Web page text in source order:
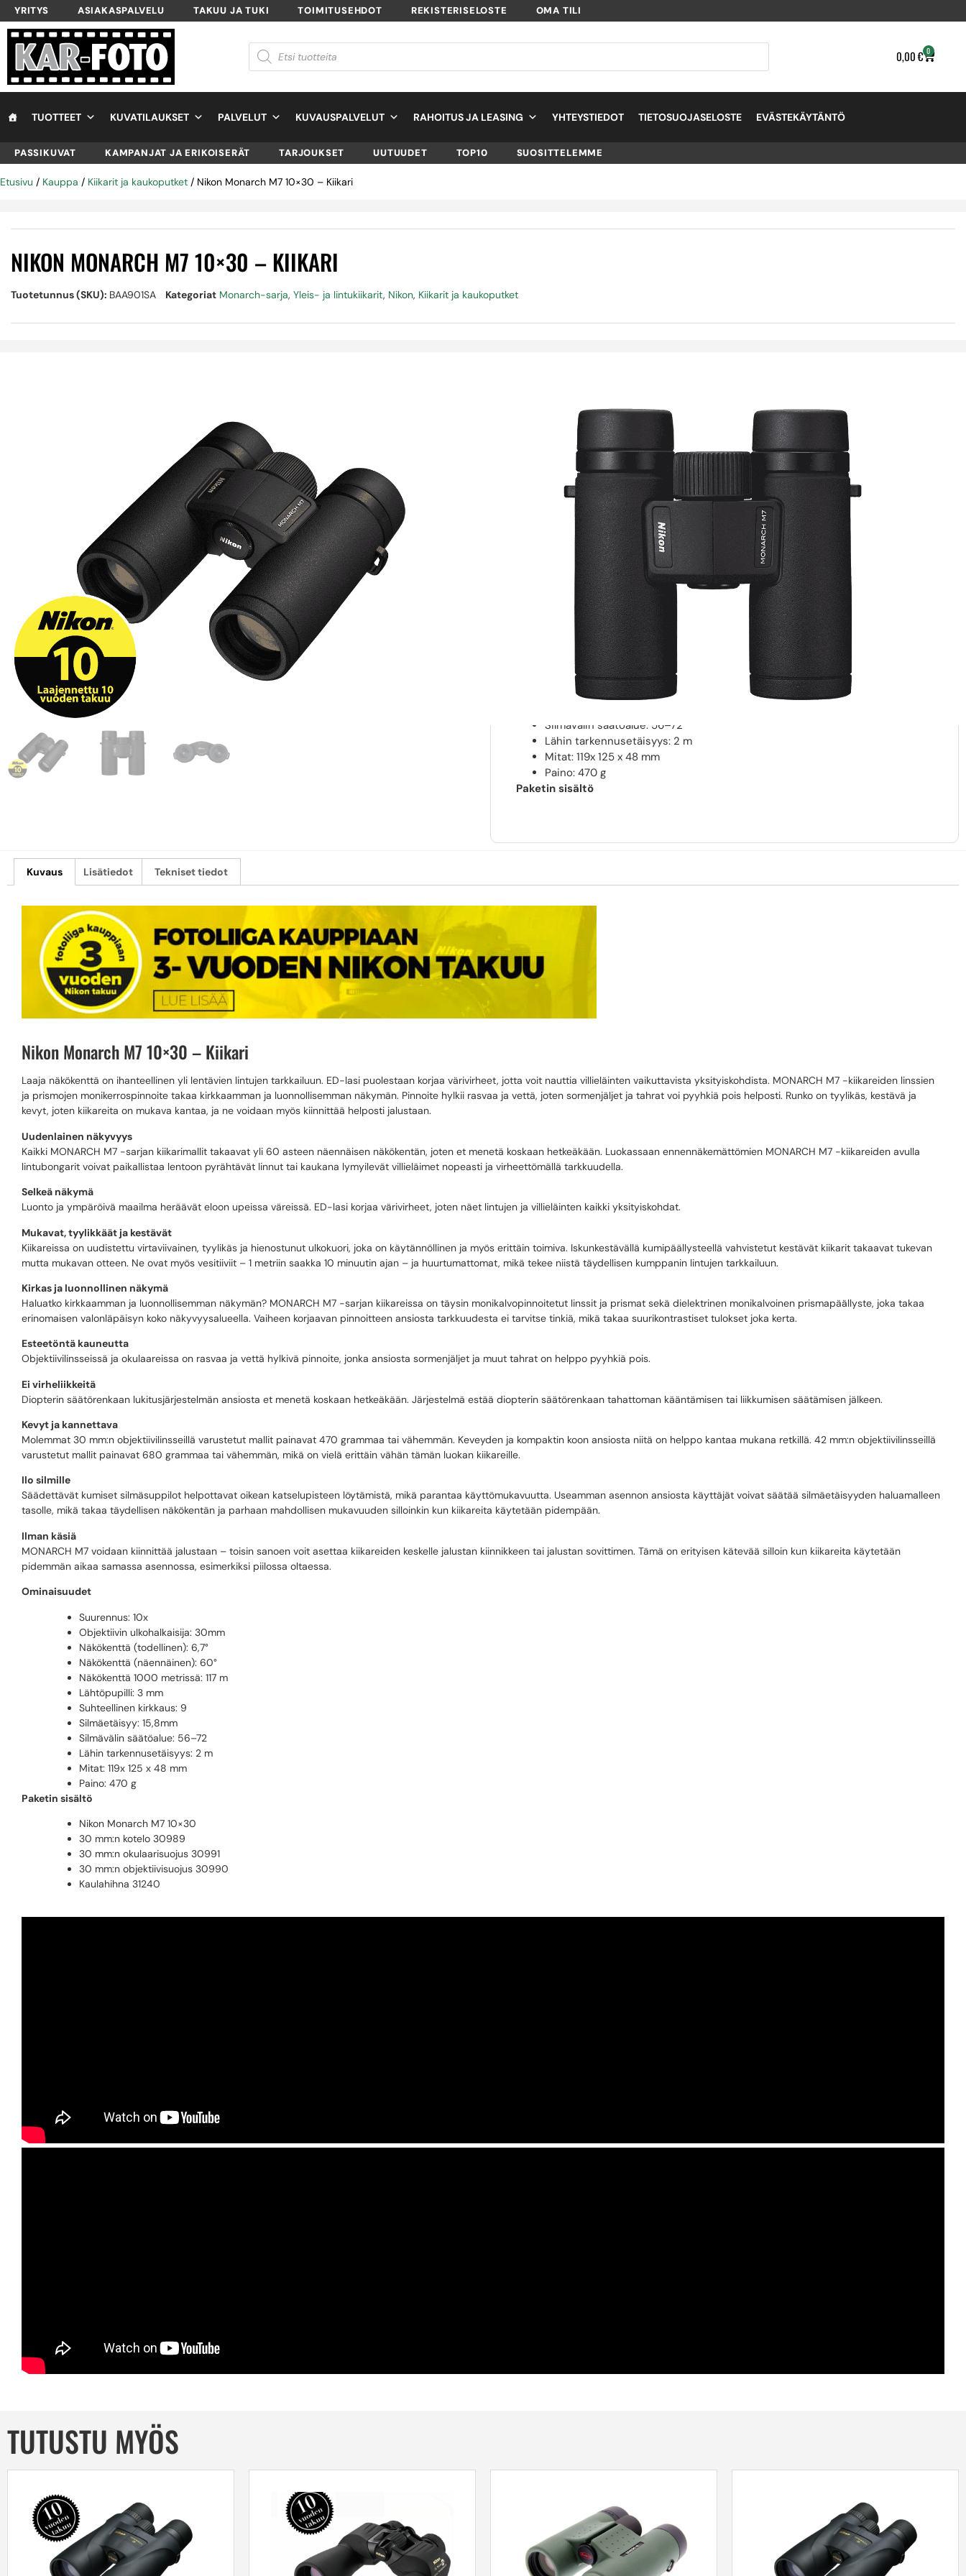
YRITYS ASIAKASPALVELU TAKUU JA TUKI TOIMITUSEHDOT REKISTERISELOSTE OMA TILI
0,00€ 0
TUOTTEET KUVATILAUKSET PALVELUT KUVAUSPALVELUT RAHOITUS JA LEASING YHTEYSTIEDOT TIETOSUOJASELOSTE EVÄSTEKÄYTÄNTÖ
PASSIKUVAT KAMPANJAT JA ERIKOISERÄT TARJOUKSET UUTUUDET TOP10 SUOSITTELEMME
Etusivu / Kauppa / Kiikarit ja kaukoputket / Nikon Monarch M7 10×30 – Kiikari
NIKON MONARCH M7 10×30 – KIIKARI
Tuotetunnus (SKU): BAA901SA Kategoriat Monarch-sarja, Yleis- ja lintukiikarit, Nikon, Kiikarit ja kaukoputket
Toimitus 7-9 päivää
LISÄÄ OSTOSKORIIN
Suurennus: 10x
Objektiivin ulkohalkaisija: 30mm
Näkökenttä (todellinen): 6,7°
Näkökenttä (näennäinen): 60°
Näkökenttä 1000 metrissä: 117 m
Lähtöpupilli: 3 mm
Suhteellinen kirkkaus: 9
Silmävälin säätöalue: 56–72
Lähin tarkennusetäisyys: 2 m
Mitat: 119x 125 x 48 mm
Paino: 470 g
Paketin sisältö
Kuvaus Lisätiedot Tekniset tiedot
Nikon Monarch M7 10×30 – Kiikari
Laaja näkökenttä on ihanteellinen yli lentävien lintujen tarkkailuun. ED-lasi puolestaan korjaa värivirheet, jotta voit nauttia villieläinten vaikuttavista yksityiskohdista. MONARCH M7 -kiikareiden linssien
ja prismojen monikerrospinnoite takaa kirkkaamman ja luonnollisemman näkymän. Pinnoite hylkii rasvaa ja vettä, joten sormenjäljet ja tahrat voi pyyhkiä pois helposti. Runko on tyylikäs, kestävä ja
kevyt, joten kiikareita on mukava kantaa, ja ne voidaan myös kiinnittää helposti jalustaan.
Uudenlainen näkyvyys
Kaikki MONARCH M7 -sarjan kiikarimallit takaavat yli 60 asteen näennäisen näkökentän, joten et menetä koskaan hetkeäkään. Luokassaan ennennäkemättömien MONARCH M7 -kiikareiden avulla
lintubongarit voivat paikallistaa lentoon pyrähtävät linnut tai kaukana lymyilevät villieläimet nopeasti ja virheettömällä tarkkuudella.
Selkeä näkymä
Luonto ja ympäröivä maailma heräävät eloon upeissa väreissä. ED-lasi korjaa värivirheet, joten näet lintujen ja villieläinten kaikki yksityiskohdat.
Mukavat, tyylikkäät ja kestävät
Kiikareissa on uudistettu virtaviivainen, tyylikäs ja hienostunut ulkokuori, joka on käytännöllinen ja myös erittäin toimiva. Iskunkestävällä kumipäällysteellä vahvistetut kestävät kiikarit takaavat tukevan
mutta mukavan otteen. Ne ovat myös vesitiiviit – 1 metriin saakka 10 minuutin ajan – ja huurtumattomat, mikä tekee niistä täydellisen kumppanin lintujen tarkkailuun.
Kirkas ja luonnollinen näkymä
Haluatko kirkkaamman ja luonnollisemman näkymän? MONARCH M7 -sarjan kiikareissa on täysin monikalvopinnoitetut linssit ja prismat sekä dielektrinen monikalvoinen prismapäällyste, joka takaa
erinomaisen valonläpäisyn koko näkyvyysalueella. Vaiheen korjaavan pinnoitteen ansiosta tarkkuudesta ei tarvitse tinkiä, mikä takaa suurikontrastiset tulokset joka kerta.
Esteetöntä kauneutta
Objektiivilinsseissä ja okulaareissa on rasvaa ja vettä hylkivä pinnoite, jonka ansiosta sormenjäljet ja muut tahrat on helppo pyyhkiä pois.
Ei virheliikkeitä
Diopterin säätörenkaan lukitusjärjestelmän ansiosta et menetä koskaan hetkeäkään. Järjestelmä estää diopterin säätörenkaan tahattoman kääntämisen tai liikkumisen säätämisen jälkeen.
Kevyt ja kannettava
Molemmat 30 mm:n objektiivilinsseillä varustetut mallit painavat 470 grammaa tai vähemmän. Keveyden ja kompaktin koon ansiosta niitä on helppo kantaa mukana retkillä. 42 mm:n objektiivilinsseillä
varustetut mallit painavat 680 grammaa tai vähemmän, mikä on vielä erittäin vähän tämän luokan kiikareille.
Ilo silmille
Säädettävät kumiset silmäsuppilot helpottavat oikean katselupisteen löytämistä, mikä parantaa käyttömukavuutta. Useamman asennon ansiosta käyttäjät voivat säätää silmäetäisyyden haluamalleen
tasolle, mikä takaa täydellisen näkökentän ja parhaan mahdollisen mukavuuden silloinkin kun kiikareita käytetään pidempään.
Ilman käsiä
MONARCH M7 voidaan kiinnittää jalustaan – toisin sanoen voit asettaa kiikareiden keskelle jalustan kiinnikkeen tai jalustan sovittimen. Tämä on erityisen kätevää silloin kun kiikareita käytetään
pidemmän aikaa samassa asennossa, esimerkiksi piilossa oltaessa.
Ominaisuudet
Suurennus: 10x
Objektiivin ulkohalkaisija: 30mm
Näkökenttä (todellinen): 6,7°
Näkökenttä (näennäinen): 60°
Näkökenttä 1000 metrissä: 117 m
Lähtöpupilli: 3 mm
Suhteellinen kirkkaus: 9
Silmäetäisyy: 15,8mm
Silmävälin säätöalue: 56–72
Lähin tarkennusetäisyys: 2 m
Mitat: 119x 125 x 48 mm
Paino: 470 g
Paketin sisältö
Nikon Monarch M7 10×30
30 mm:n kotelo 30989
30 mm:n okulaarisuojus 30991
30 mm:n objektiivisuojus 30990
Kaulahihna 31240
TUTUSTU MYÖS